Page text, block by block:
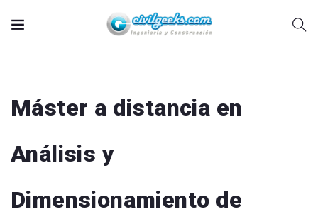
Máster a distancia en
Análisis y
Dimensionamiento de